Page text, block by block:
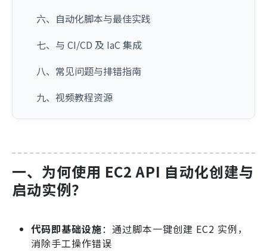
六、自动化脚本与最佳实践
七、与 CI/CD 及 IaC 集成
八、常见问题与排错指南
九、视频教程资源
一、为何使用 EC2 API 自动化创建与
启动实例？
代码即基础设施：通过脚本一键创建 EC2 实例，
消除手工操作错误